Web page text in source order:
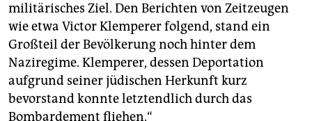
militärisches Ziel. Den Berichten von Zeitzeugen
wie etwa Victor Klemperer folgend, stand ein
Großteil der Bevölkerung noch hinter dem
Naziregime. Klemperer, dessen Deportation
aufgrund seiner jüdischen Herkunft kurz
bevorstand konnte letztendlich durch das
Bombardement fliehen.“